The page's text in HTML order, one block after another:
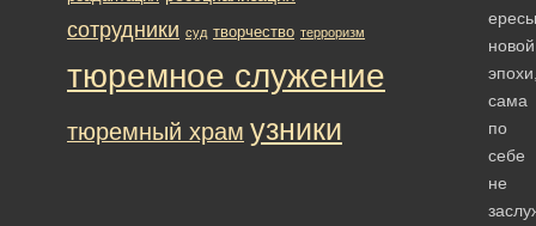
новой
сама
по
себе
не
сотрудники суд творчество терроризм
тюремное служение
тюремный храм узники